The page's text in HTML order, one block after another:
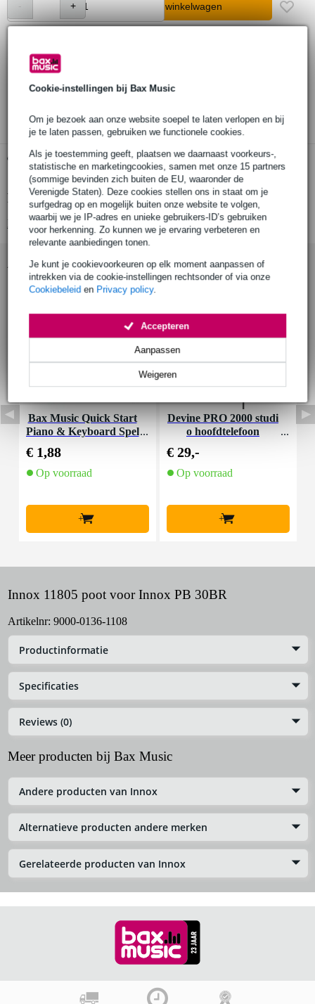
Cookie-instellingen bij Bax Music
Om je bezoek aan onze website soepel te laten verlopen en bij
je te laten passen, gebruiken we functionele cookies.
Als je toestemming geeft, plaatsen we daarnaast voorkeurs-,
statistische en marketingcookies, samen met onze 15 partners
(sommige bevinden zich buiten de EU, waaronder de
Verenigde Staten). Deze cookies stellen ons in staat om je
surfgedrag op en mogelijk buiten onze website te volgen,
waarbij we je IP-adres en unieke gebruikers-ID’s gebruiken
voor herkenning. Zo kunnen we je ervaring verbeteren en
relevante aanbiedingen tonen.
Je kunt je cookievoorkeuren op elk moment aanpassen of
intrekken via de cookie-instellingen rechtsonder of via onze
Cookiebeleid en Privacy policy.
Weigeren
Aanpassen
Accepteren
In winkelwagen
Bestel nu = maandag in huis
Gratis ophalen in de winkel
Productinformatie
Bekijk alle productspecificaties
Accessoires (27)
Bax Music Quick Start
Piano & Keyboard Spel
€ 1,88
Op voorraad
+
Devine PRO 2000 studi
o hoofdtelefoon
€ 29,-
Op voorraad
+
Innox 11805 poot voor Innox PB 30BR
Artikelnr: 9000-0136-1108
Productinformatie
Specificaties
Reviews (0)
Meer producten bij Bax Music
Andere producten van Innox
Alternatieve producten andere merken
Gerelateerde producten van Innox